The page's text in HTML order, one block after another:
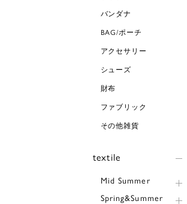
バンダナ
BAG/ポーチ
アクセサリー
シューズ
財布
ファブリック
その他雑貨
textile
Mid Summer
Spring&Summer